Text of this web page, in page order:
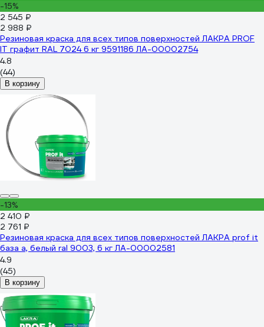
-15%
2 545 ₽
2 988 ₽
Резиновая краска для всех типов поверхностей ЛАКРА PROF
IT графит RAL 7024 6 кг 9591186 ЛА-00002754
4.8
(44)
В корзину
-13%
2 410 ₽
2 761 ₽
Резиновая краска для всех типов поверхностей ЛАКРА prof it
база а, белый ral 9003, 6 кг ЛА-00002581
4.9
(45)
В корзину